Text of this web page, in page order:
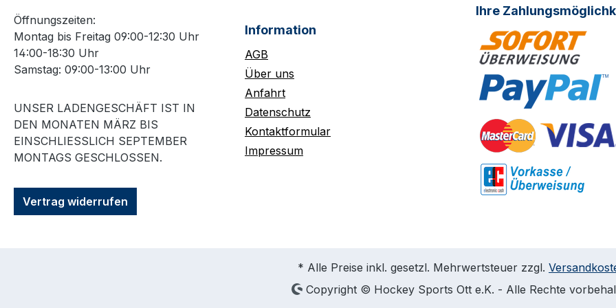
Öffnungszeiten:
Montag bis Freitag 09:00-12:30 Uhr
14:00-18:30 Uhr
Samstag: 09:00-13:00 Uhr
UNSER LADENGESCHÄFT IST IN
DEN MONATEN MÄRZ BIS
EINSCHLIESSLICH SEPTEMBER M
ONTAGS GESCHLOSSEN.
Vertrag widerrufen
Information
AGB
Über uns
Anfahrt
Datenschutz
Kontaktformular
Impressum
Ihre
* Alle Preise inkl. gesetzl. Mehrwertsteuer zzgl.
Copyright © Hockey Sports Ott e.K. - Alle Rechte